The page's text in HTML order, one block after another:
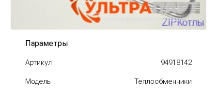
Параметры
Артикул 94918142
Модель Теплообменники